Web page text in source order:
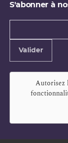
S'abonner à
Types de
Valider
Autorisez